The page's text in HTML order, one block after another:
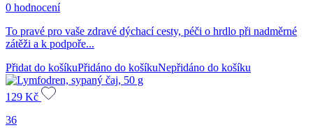
0 hodnocení
To pravé pro vaše zdravé dýchací cesty, péči o hrdlo při nadměrné
zátěži a k podpoře...
Přidat do košíkuPřidáno do košíkuNepřidáno do košíku
129 Kč
36